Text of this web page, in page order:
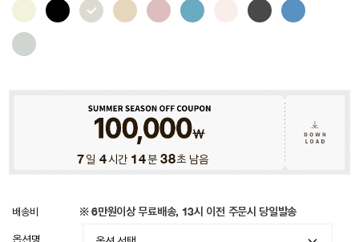
7일 4시간 14분 34초 남음
배송비 ※ 6만원이상 무료배송, 13시 이전 주문시 당일발송
옵션명